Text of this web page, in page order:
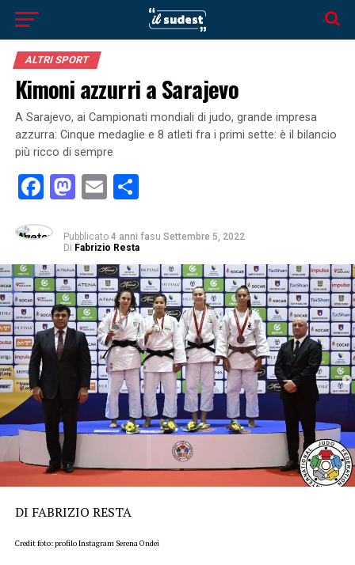
ALTRI SPORT
Kimoni azzurri a Sarajevo
A Sarajevo, ai Campionati mondiali di judo, grande impresa
azzurra: Cinque medaglie e 8 atleti fra i primi sette: è il bilancio
più ricco di sempre
Facebook
Mastodon
EmailCondividi
Pubblicato 4 anni fasu Settembre 5, 2022
Di Fabrizio Resta
DI FABRIZIO RESTA
Credit foto: profilo Instagram Serena Ondei